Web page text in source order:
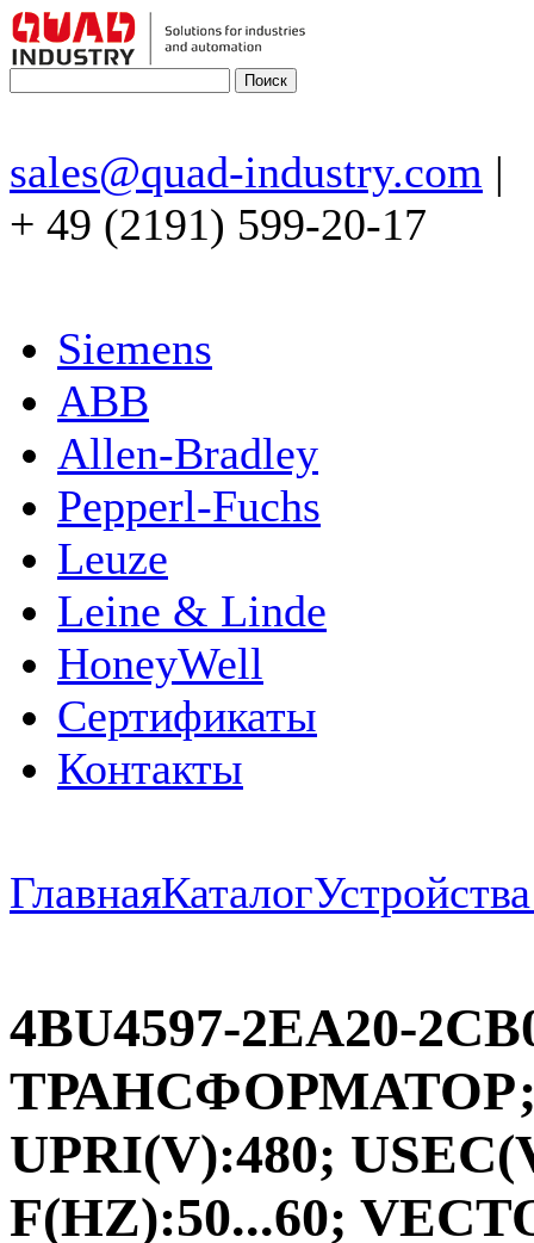
sales@quad-industry.com |
+ 49 (2191) 599-20-17
Siemens
ABB
Allen-Bradley
Pepperl-Fuchs
Leuze
Leine & Linde
HoneyWell
Сертификаты
Контакты
ГлавнаяКаталог
4BU4597-2EA20-
UPRI(V):480;
F(HZ):50...60;